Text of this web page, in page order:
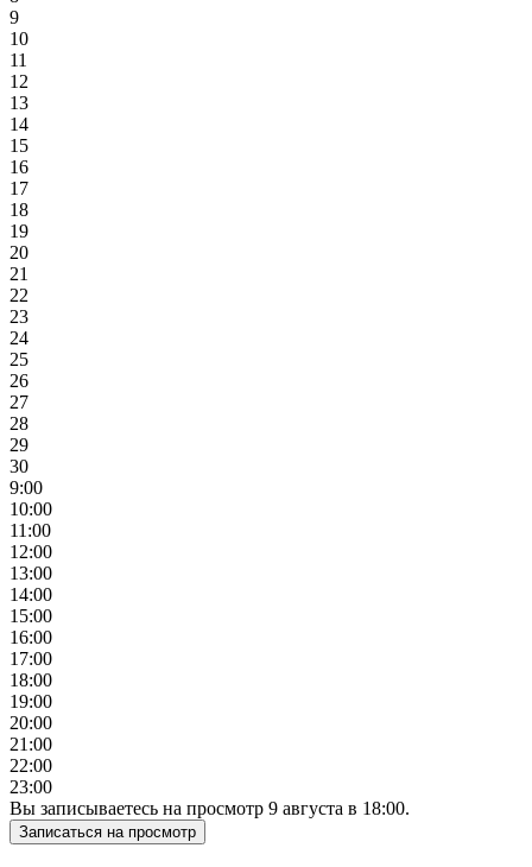
9
10
11
12
13
14
15
16
17
18
19
20
21
22
23
24
25
26
27
28
29
30
9:00
10:00
11:00
12:00
13:00
14:00
15:00
16:00
17:00
18:00
19:00
20:00
21:00
22:00
23:00
Вы записываетесь на просмотр 9 августа в 18:00.
Записаться на просмотр